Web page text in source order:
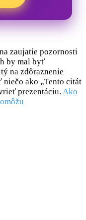
zaujatie pozornosti
by mal byť
na zdôraznenie
niečo ako „Tento citát
prezentáciu. Ako